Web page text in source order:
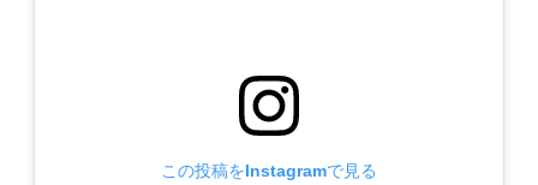
この投稿をInstagramで見る